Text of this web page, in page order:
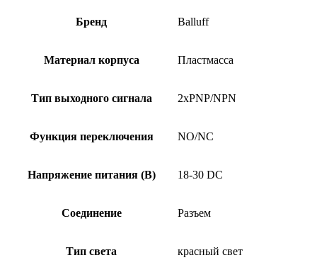
Бренд Balluff
Материал корпуса Пластмасса
Тип выходного сигнала 2xPNP/NPN
Функция переключения NO/NC
Напряжение питания (В) 18-30 DC
Соединение Разъем
Тип света красный свет